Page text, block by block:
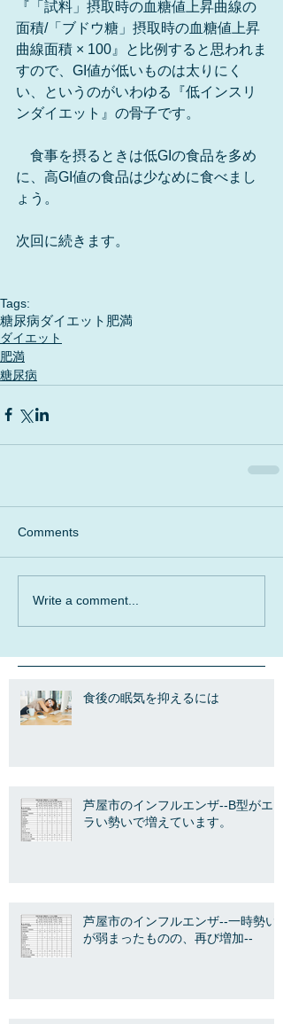
『「試料」摂取時の血糖値上昇曲線の
面積/「ブドウ糖」摂取時の血糖値上昇
曲線面積 × 100』と比例すると思われま
すので、GI値が低いものは太りにく
い、というのがいわゆる『低インスリ
ンダイエット』の骨子です。
食事を摂るときは低GIの食品を多め
に、高GI値の食品は少なめに食べまし
ょう。
次回に続きます。
Tags:
糖尿病ダイエット 肥満
ダイエット
肥満
糖尿病
Comments
Write a comment...
食後の眠気を抑えるには
芦屋市のインフルエンザ--B型がエ
ラい勢いで増えています。
芦屋市のインフルエンザ--一時勢い
が弱まったものの、再び増加--